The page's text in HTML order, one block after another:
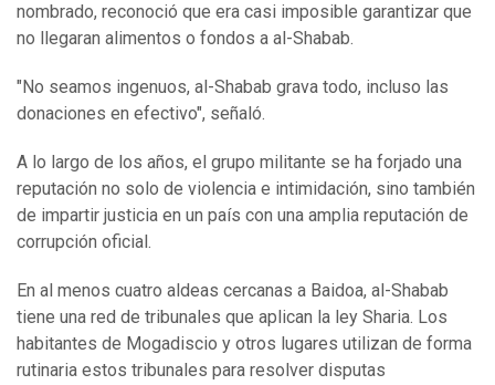
nombrado, reconoció que era casi imposible garantizar que
no llegaran alimentos o fondos a al-Shabab.
"No seamos ingenuos, al-Shabab grava todo, incluso las
donaciones en efectivo", señaló.
A lo largo de los años, el grupo militante se ha forjado una
reputación no solo de violencia e intimidación, sino también
de impartir justicia en un país con una amplia reputación de
corrupción oficial.
En al menos cuatro aldeas cercanas a Baidoa, al-Shabab
tiene una red de tribunales que aplican la ley Sharia. Los
habitantes de Mogadiscio y otros lugares utilizan de forma
rutinaria estos tribunales para resolver disputas